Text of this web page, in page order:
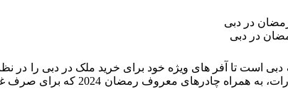
در دبی
تا آفر های ویژه خود برای خرید ملک در دبی را در
ها دارای بوفه برای افطار و وعده های غذایی برای سحری